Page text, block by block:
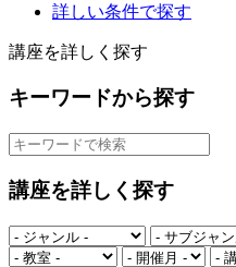
詳しい条件で探す
講座を詳しく探す
キーワードから探す
講座を詳しく探す